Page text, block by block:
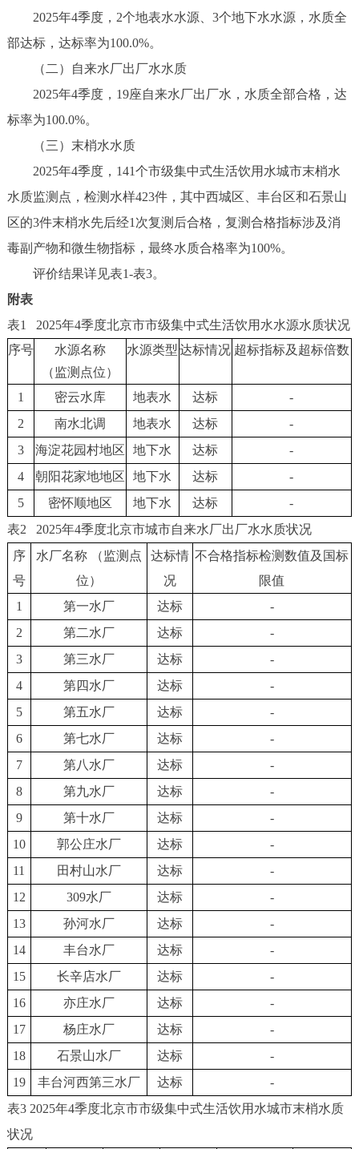
2025年4季度，2个地表水水源、3个地下水水源，水质全
部达标，达标率为100.0%。
（二）自来水厂出厂水水质
2025年4季度，19座自来水厂出厂水，水质全部合格，达
标率为100.0%。
（三）末梢水水质
2025年4季度，141个市级集中式生活饮用水城市末梢水
水质监测点，检测水样423件，其中西城区、丰台区和石景山
区的3件末梢水先后经1次复测后合格，复测合格指标涉及消
毒副产物和微生物指标，最终水质合格率为100%。
评价结果详见表1-表3。
附表
表1 2025年4季度北京市市级集中式生活饮用水水源水质状况
序号
水源名称
（监测点位）
水源类型 达标情况 超标指标及超标倍数
1 密云水库 地表水 达标
-
2
南水北调 地表水 达标
-
3
海淀花园村地区 地下水 达标
-
4
朝阳花家地地区 地下水 达标
-
5
密怀顺地区 地下水 达标
-
表2 2025年4季度北京市城市自来水厂出厂水水质状况
序
号
水厂名称
（监测点
位）
达标情
况
不合格指标检测数值及国标
限值
1
第一水厂 达标
-
2
第二水厂 达标
-
3
第三水厂 达标
-
4
第四水厂 达标
-
5
第五水厂 达标
-
6
第七水厂 达标
-
7
第八水厂 达标
-
8
第九水厂 达标
-
9
第十水厂 达标
-
10
郭公庄水厂 达标
-
11
田村山水厂 达标
-
12
309水厂 达标
-
13
孙河水厂 达标
-
14
丰台水厂 达标
-
15
长辛店水厂 达标
-
16
亦庄水厂 达标
-
17
杨庄水厂 达标
-
18
石景山水厂 达标
-
19
丰台河西第三水厂 达标
-
表3 2025年4季度北京市市级集中式生活饮用水城市末梢水质
状况